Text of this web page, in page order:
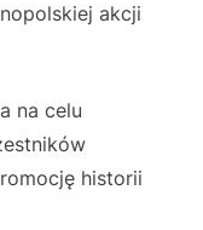
akcji
na celu
historii